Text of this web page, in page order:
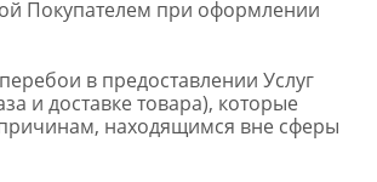
Покупателем при оформлении
в предоставлении Услуг
и доставке товара), которые
находящимся вне сферы